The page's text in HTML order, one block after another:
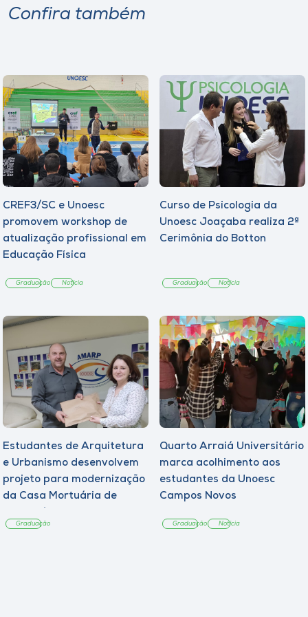
Confira também
CREF3/SC e Unoesc
promovem workshop de
atualização profissional em
Educação Física
Graduação Notícia
Curso de Psicologia da
Unoesc Joaçaba realiza 2ª
Cerimônia do Botton
Graduação Notícia
Estudantes de Arquitetura
e Urbanismo desenvolvem
projeto para modernização
da Casa Mortuária de
Graduação
Quarto Arraiá Universitário
marca acolhimento aos
estudantes da Unoesc
Campos Novos
Graduação Notícia